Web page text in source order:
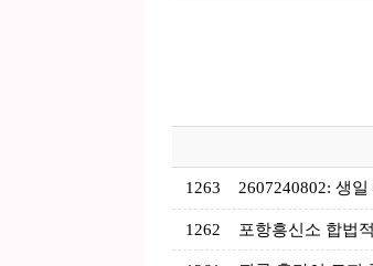
1263 2607240802: 생
1262 포항흥신소 합법